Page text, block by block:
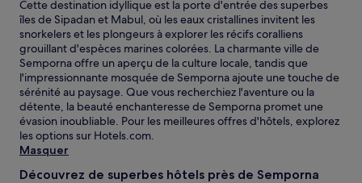
Cette destination idyllique est la porte d'entrée des superbes
îles de Sipadan et Mabul, où les eaux cristallines invitent les
snorkelers et les plongeurs à explorer les récifs coralliens
grouillant d'espèces marines colorées. La charmante ville de
Semporna offre un aperçu de la culture locale, tandis que
l'impressionnante mosquée de Semporna ajoute une touche de
sérénité au paysage. Que vous recherchiez l'aventure ou la
détente, la beauté enchanteresse de Semporna promet une
évasion inoubliable. Pour les meilleures offres d'hôtels, explorez
les options sur Hotels.com.
Masquer
Découvrez de superbes hôtels près de Semporna